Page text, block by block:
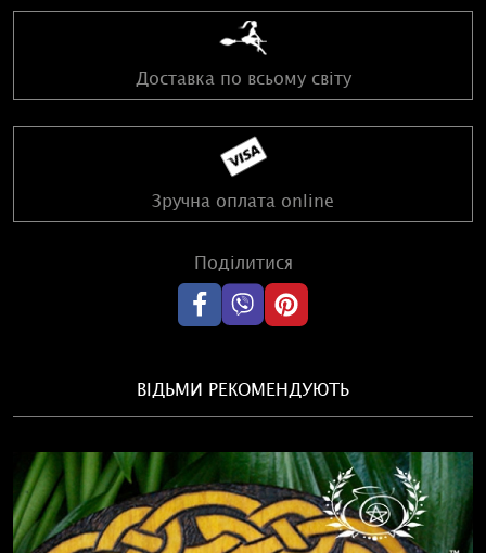
Доставка по всьому світу
Зручна оплата online
Поділитися
ВІДЬМИ РЕКОМЕНДУЮТЬ